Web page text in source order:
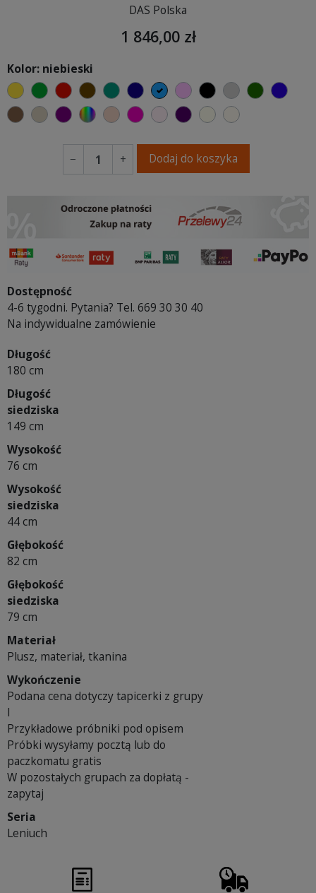
DAS Polska
1 846,00 zł
Kolor: niebieski
żółtyzielonyczerwonyczekoladowy
turkusowygranatowyniebieski
różowyczarnyjasnoszary
brązowybeżowyfioletowa purpura
wybór koloru
piaskowy
fuksjapudrowy róż
fioletowykość słoniowa
Kremowy
− + Dodaj do koszyka
Dostępność
4-6 tygodni. Pytania? Tel. 669 30 30 40
Na indywidualne zamówienie
Długość
180 cm
Długość
siedziska
149 cm
Wysokość
76 cm
Wysokość
siedziska
44 cm
Głębokość
82 cm
Głębokość
siedziska
79 cm
Materiał
Plusz, materiał, tkanina
Wykończenie
Podana cena dotyczy tapicerki z grupy
I
Przykładowe próbniki pod opisem
Próbki wysyłamy pocztą lub do
paczkomatu gratis
W pozostałych grupach za dopłatą -
zapytaj
Seria
Leniuch